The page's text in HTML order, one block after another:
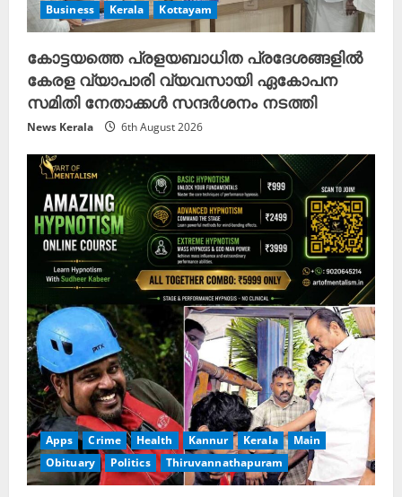
Business Kerala Kottayam
കോട്ടയത്തെ പ്രളയബാധിത പ്രദേശങ്ങളിൽ
കേരള വ്യാപാരി വ്യവസായി ഏകോപന
സമിതി നേതാക്കൾ സന്ദർശനം നടത്തി
News Kerala 6th August 2026
Apps Crime Health Kannur Kerala
Main
Obituary
Politics Thiruvannathapuram